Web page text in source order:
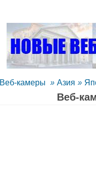
Веб-камеры » Азия »
Веб-